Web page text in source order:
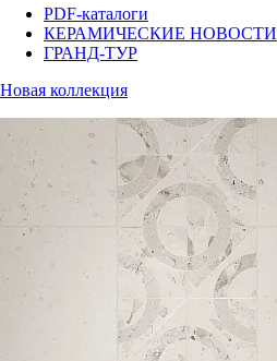
PDF-каталоги
КЕРАМИЧЕСКИЕ НОВОСТИ
ГРАНД-ТУР
Новая коллекция